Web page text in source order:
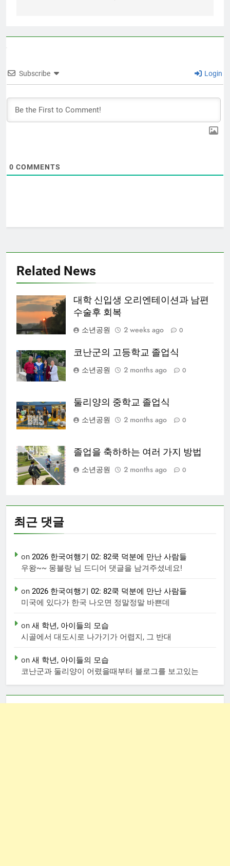
Subscribe Login
0 COMMENTS
Related News
대학 신입생 오리엔테이션과 남편
수술후 회복
소년공원
2 weeks ago 0
코난군의 고등학교 졸업식
소년공원
2 months ago 0
둘리양의 중학교 졸업식
소년공원
2 months ago 0
졸업을 축하하는 여러 가지 방법
소년공원
2 months ago 0
최근 댓글
on 2026 한국여행기 02: 82쿡 덕분에 만난 사람들
우왕~~ 몽블랑 님 드디어 댓글을 남겨주셨네요!
on 2026 한국여행기 02: 82쿡 덕분에 만난 사람들
미국에 있다가 한국 나오면 정말정말 바쁜데
on 새 학년, 아이들의 모습
시골에서 대도시로 나가기가 어렵지, 그 반대
on 새 학년, 아이들의 모습
코난군과 둘리양이 어렸을때부터 블로그를 보고있는